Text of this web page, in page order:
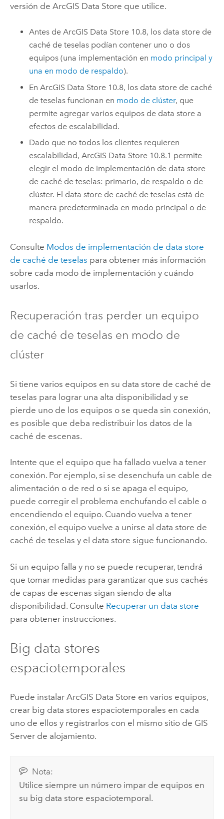
versión de ArcGIS Data Store que utilice.
Antes deArcGIS Data Store 10.8, los data store de
caché de teselas podían contener uno o dos
equipos (una implementación en modo principal y
una en modo de respaldo).
EnArcGIS Data Store 10.8, los data store de caché
de teselas funcionan en modo de clúster, que
permite agregar varios equipos de data store a
efectos de escalabilidad.
Dado que no todos los clientes requieren
escalabilidad,ArcGIS Data Store 10.8.1 permite
elegir el modo de implementación de data store
de caché de teselas: primario, de respaldo o de
clúster. El data store de caché de teselas está de
manera predeterminada en modo principal o de
respaldo.
Consulte Modos de implementación de data store
de caché de teselas para obtener más información
sobre cada modo de implementación y cuándo
usarlos.
Recuperación tras perder un equipo
de caché de teselas en modo de
clúster
Si tiene varios equipos en su data store de caché de
teselas para lograr una alta disponibilidad y se
pierde uno de los equipos o se queda sin conexión,
es posible que deba redistribuir los datos de la
caché de escenas.
Intente que el equipo que ha fallado vuelva a tener
conexión. Por ejemplo, si se desenchufa un cable de
alimentación o de red o si se apaga el equipo,
puede corregir el problema enchufando el cable o
encendiendo el equipo. Cuando vuelva a tener
conexión, el equipo vuelve a unirse al data store de
caché de teselas y el data store sigue funcionando.
Si un equipo falla y no se puede recuperar, tendrá
que tomar medidas para garantizar que sus cachés
de capas de escenas sigan siendo de alta
disponibilidad. Consulte Recuperar un data store
para obtener instrucciones.
Big data stores
espaciotemporales
Puede instalar ArcGIS Data Store en varios equipos,
crear big data stores espaciotemporales en cada
uno de ellos y registrarlos con el mismo sitio de GIS
Serverde alojamiento.
Nota:
Utilice siempre un número impar de equipos en
su big data store espaciotemporal.